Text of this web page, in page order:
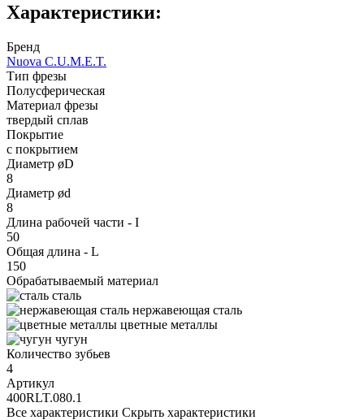
Характеристики:
Бренд
Nuova C.U.M.E.T.
Тип фрезы
Полусферическая
Материал фрезы
твердый сплав
Покрытие
с покрытием
Диаметр øD
8
Диаметр ød
8
Длина рабочей части - I
50
Общая длина - L
150
Обрабатываемый материал
сталь
нержавеющая сталь
цветные металлы
чугун
Количество зубьев
4
Артикул
400RLT.080.1
Все характеристики Скрыть характеристики